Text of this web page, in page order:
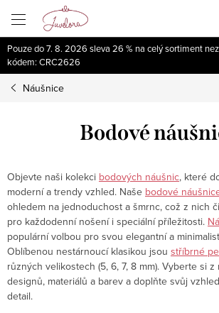
obsah
Pouze do 7. 8. 2026 sleva 26 % na celý sortiment
kódem: CRC2626
Náušnice
Bodové
Objevte naši kolekci bodových náušnic, které
moderní a trendy vzhled. Naše bodové
ohledem na jednoduchost a šmrnc, což z nich
pro každodenní nošení i speciální příležitosti.
populární volbou pro svou elegantní a
Oblíbenou nestárnoucí klasikou jsou stříbrné
různých velikostech (5, 6, 7, 8 mm). Vyberte si
designů, materiálů a barev a doplňte svůj
detail.